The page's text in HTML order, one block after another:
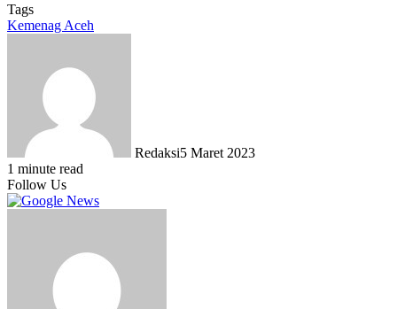
Tags
Kemenag Aceh
Redaksi5 Maret 2023
1 minute read
Follow Us